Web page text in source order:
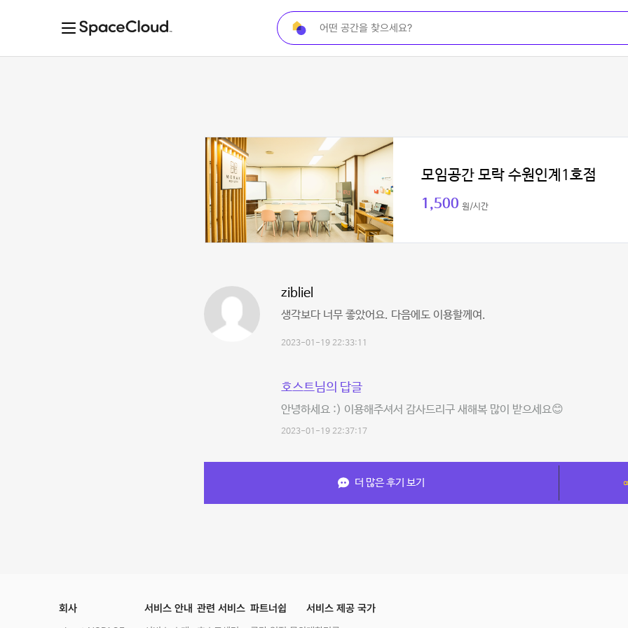
모임공간 모락 수원인계1호점
1,500 원/시간
zibliel
생각보다 너무 좋았어요. 다음에도 이용할께여.
2023-01-19 22:33:11
호스트님의 답글
안녕하세요 :) 이용해주셔서 감사드리구 새해복 많이 받으세요😊
2023-01-19 22:37:17
더 많은 후기 보기
회사 서비스 안내 관련 서비스 파트너쉽 서비스 제공 국가